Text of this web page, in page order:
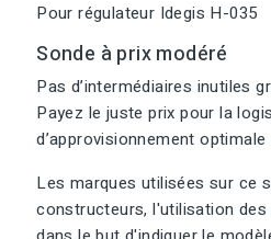
Pour régulateur Idegis H-035
Sonde à prix modéré
Pas d’intermédiaires inutiles
Payez le juste prix pour la
d’approvisionnement optimale
Les marques utilisées sur ce
constructeurs, l'utilisation